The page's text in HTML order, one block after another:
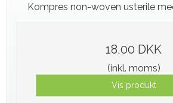
Kompres non-woven usterile
18,00 DKK
(inkl. moms)
Vis produkt